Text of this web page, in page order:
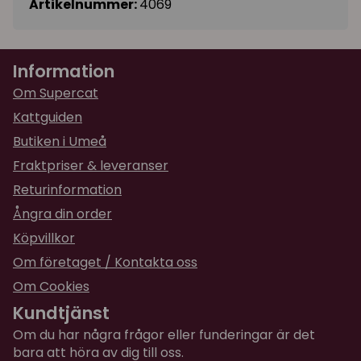
Artikelnummer:4069
Information
Om Supercat
Kattguiden
Butiken i Umeå
Fraktpriser & leveranser
Returinformation
Ångra din order
Köpvillkor
Om företaget / Kontakta oss
Om Cookies
Kundtjänst
Om du har några frågor eller funderingar är det
bara att höra av dig till oss.